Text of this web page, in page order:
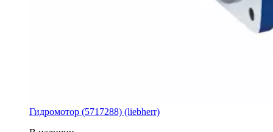
Гидромотор (5717288) (liebherr)